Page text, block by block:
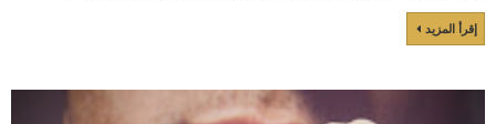
إقرأ المزيد